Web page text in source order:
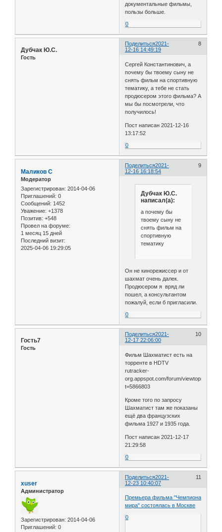
документальные фильмы,
пользы больше.
0
Поделиться 8
2021-
12-16 14:49:19
Дубчак Ю.С.
Гость
Сергей Константинович, а
почему бы твоему сыну не
снять фильм на спортивную
тематику, а тебе не стать
продюсером этого фильма? А
мы бы посмотрели, что
получилось!
Пост написан 2021-12-16
13:17:52
0
Поделиться 9
2021-
12-16 16:18:54
Маликов С
Модератор
Зарегистрирован: 2014-04-06
Приглашений: 0
Сообщений: 1452
Уважение: +1378
Позитив: +548
Провел на форуме:
1 месяц 15 дней
Последний визит:
2025-04-06 19:29:05
Дубчак Ю.С.
написал(а):
а почему бы
твоему сыну не
снять фильм на
спортивную
тематику
Он не кинорежиссер и от
шахмат очень далек.
Продюсером я вряд ли
пошел, а консультантом
пожалуй, если б пригласили.
0
Поделиться 10
2021-
12-17 22:06:00
Гость7
Гость
Фильм Шахматист есть на
торренте в HDTV
rutracker-
org.appspot.com/forum/viewtopic.php?
t=5866803
Кроме того по запросу
Шахматист там же показаны
ещё два французских
фильма 1927 и 1935 года.
Пост написан 2021-12-17
21:29:58
0
Поделиться 11
2021-
12-23 10:40:07
xuser
Администратор
Зарегистрирован: 2014-04-06
Приглашений: 0
Премьера фильма "Чемпиона
мира" состоялась в Москве
0